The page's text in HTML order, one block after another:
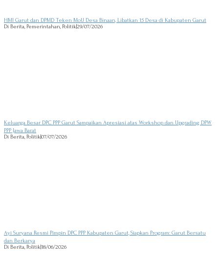
HMI Garut dan DPMD Teken MoU Desa Binaan, Libatkan 15 Desa di Kabupaten Garut
Di Berita, Pemerintahan, Politik29/07/2026
Keluarga Besar DPC PPP Garut Sampaikan Apresiasi atas Workshop dan Upgrading DPW
PPP Jawa Barat
Di Berita, Politik07/07/2026
Ayi Suryana Resmi Pimpin DPC PPP Kabupaten Garut, Siapkan Program: Garut Bersatu
dan Berkarya
Di Berita, Politik18/06/2026